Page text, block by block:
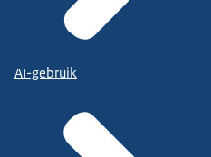
AI-gebruik